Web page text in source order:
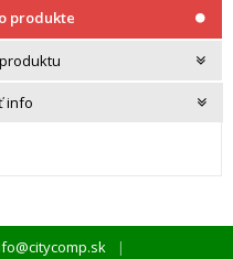
produkte
info